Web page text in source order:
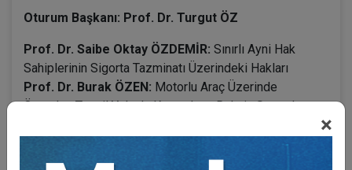
×
Oturum Başkanı: Prof. Dr. Turgut ÖZ
Prof. Dr. Saibe Oktay ÖZDEMİR: Sınırlı Ayni Hak
Sahiplerinin Sigorta Tazminatı Üzerindeki Hakları
Prof. Dr. Burak ÖZEN: Motorlu Araç Üzerinde
Önceden Tescil Yoluyla Kazanılmış Rehnin Sonradan